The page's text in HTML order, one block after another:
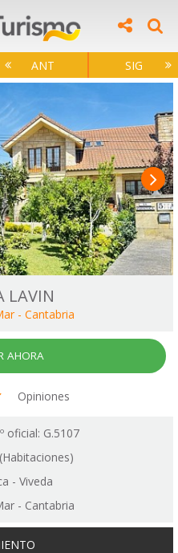
ANT SIG
LAVIN
- Cantabria
AHORA
Opiniones
oficial: G.5107
- Viveda
- Cantabria